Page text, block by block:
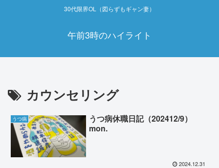
30代限界OL（図らずもギャン妻）
午前3時のハイライト
カウンセリング
うつ病
うつ病休職日記（202412/9）
mon.
2024.12.31